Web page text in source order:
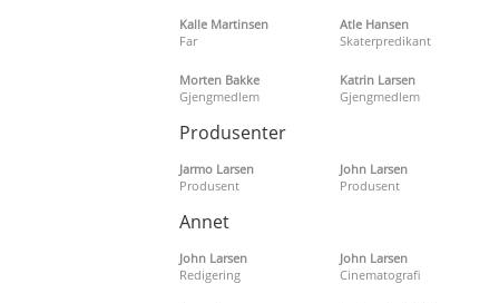
Kalle Martinsen
Far
Atle Hansen
Skaterpredikant
Morten Bakke
Gjengmedlem
Katrin Larsen
Gjengmedlem
Produsenter
Jarmo Larsen
Produsent
John Larsen
Produsent
Annet
John Larsen
Redigering
John Larsen
Cinematografi